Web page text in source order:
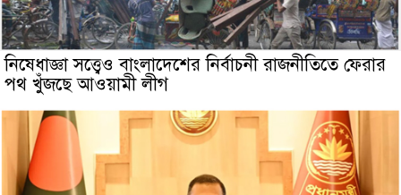
নিষেধাজ্ঞা সত্ত্বেও বাংলাদেশের নির্বাচনী রাজনীতিতে ফেরার
পথ খুঁজছে আওয়ামী লীগ